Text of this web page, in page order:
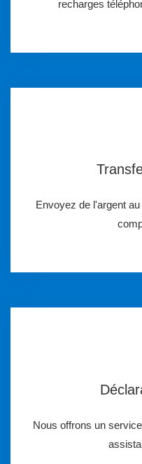
recharges
Envoyez de l'argent
Nous offrons un